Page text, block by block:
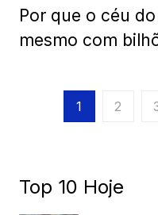
Por que o céu
mesmo com
Paginação
1 2
Top 10 Hoje